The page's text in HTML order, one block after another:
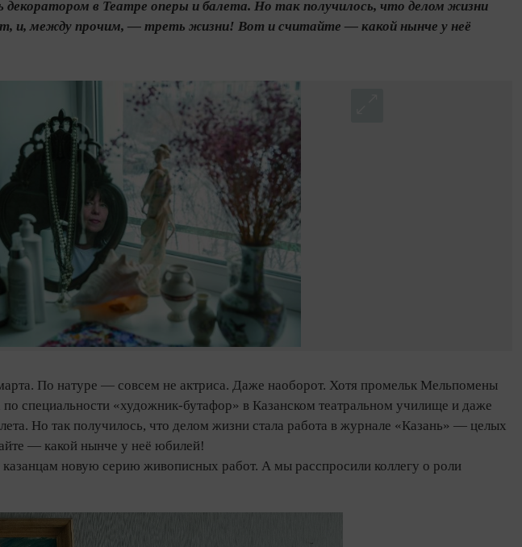
в Театре оперы и балета. Но так получилось, что делом жизни
и, между прочим, — треть жизни! Вот и считайте — какой нынче у неё
По натуре — совсем не актриса. Даже наоборот. Хотя промельк Мельпомены
специальности «художник-бутафор» в Казанском театральном училище и даже
Но так получилось, что делом жизни стала работа в журнале «Казань» — целых
— какой нынче у неё юбилей!
новую серию живописных работ. А мы расспросили коллегу о роли